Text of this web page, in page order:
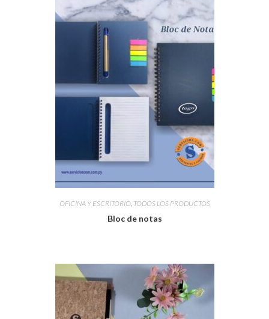
OFICINA Y ESCRITORIO, TODOS LOS PRODUCTOS
Bloc de notas